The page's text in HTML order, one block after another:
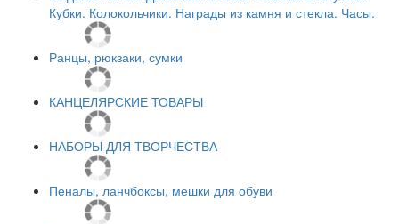
Кубки. Колокольчики. Награды из камня и стекла. Часы.
Ранцы, рюкзаки, сумки
КАНЦЕЛЯРСКИЕ ТОВАРЫ
НАБОРЫ ДЛЯ ТВОРЧЕСТВА
Пеналы, ланчбоксы, мешки для обуви